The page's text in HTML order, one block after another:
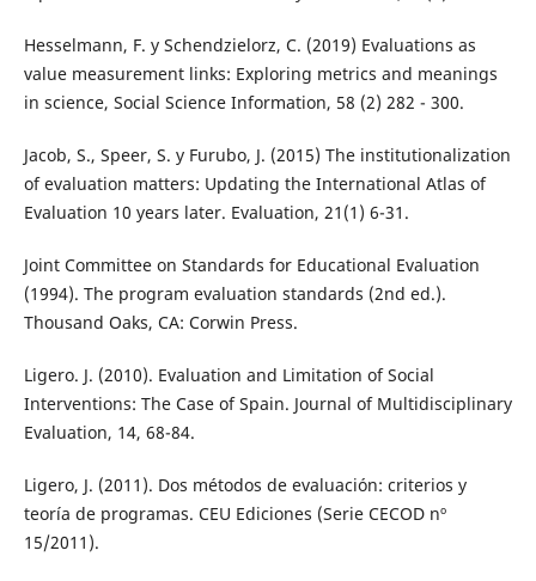
Hesselmann, F. y Schendzielorz, C. (2019) Evaluations as
value measurement links: Exploring metrics and meanings
in science, Social Science Information, 58 (2) 282 - 300.
Jacob, S., Speer, S. y Furubo, J. (2015) The institutionalization
of evaluation matters: Updating the International Atlas of
Evaluation 10 years later. Evaluation, 21(1) 6-31.
Joint Committee on Standards for Educational Evaluation
(1994). The program evaluation standards (2nd ed.).
Thousand Oaks, CA: Corwin Press.
Ligero. J. (2010). Evaluation and Limitation of Social
Interventions: The Case of Spain. Journal of Multidisciplinary
Evaluation, 14, 68-84.
Ligero, J. (2011). Dos métodos de evaluación: criterios y
teoría de programas. CEU Ediciones (Serie CECOD nº
15/2011).